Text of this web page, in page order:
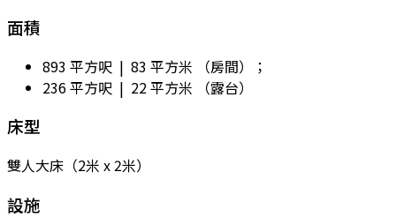
面積
893 平方呎 | 83 平方米 （房間）；
​236 平方呎 | 22 平方米 （露台）
床型
雙人大床​（2米 x 2米）
設施